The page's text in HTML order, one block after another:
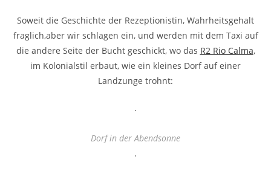
Soweit die Geschichte der Rezeptionistin, Wahrheitsgehalt
fraglich,aber wir schlagen ein, und werden mit dem Taxi auf
die andere Seite der Bucht geschickt, wo das R2 Rio Calma,
im Kolonialstil erbaut, wie ein kleines Dorf auf einer
Landzunge trohnt:
.
Dorf in der Abendsonne
.